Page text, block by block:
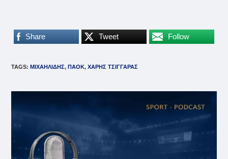
Share Tweet Follow
TAGS: ΜΙΧΑΗΛΙΔΗΣ, ΠΑΟΚ, ΧΑΡΗΣ ΤΣΙΓΓΑΡΑΣ